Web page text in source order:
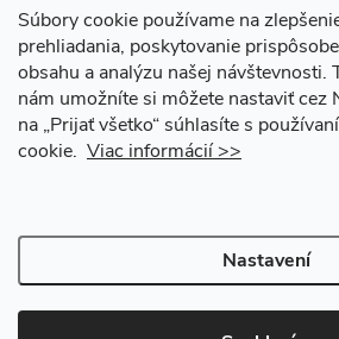
Súbory cookie používame na
prehliadania, poskytovanie
obsahu a analýzu našej návštevnosti.
nám umožníte si môžete nastaviť cez
na „Prijať všetko“ súhlasíte s
cookie. Viac informácií >>
Nastavení
So : 9,oo - 12,oo | Ne : Zavřeno
Kontaktní formulář
Copyright 2026Život na kole. Všechna
nastavení cookies